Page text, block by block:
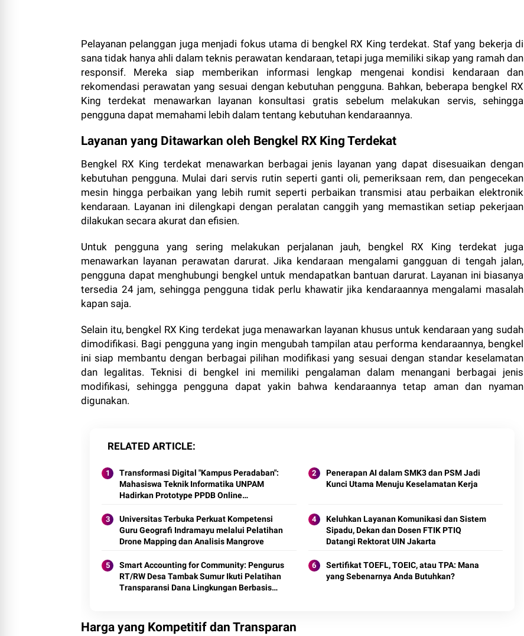
Pelayanan pelanggan juga menjadi fokus utama di bengkel RX King terdekat. Staf yang bekerja di
sana tidak hanya ahli dalam teknis perawatan kendaraan, tetapi juga memiliki sikap yang ramah dan
responsif. Mereka siap memberikan informasi lengkap mengenai kondisi kendaraan dan
rekomendasi perawatan yang sesuai dengan kebutuhan pengguna. Bahkan, beberapa bengkel RX
King terdekat menawarkan layanan konsultasi gratis sebelum melakukan servis, sehingga
pengguna dapat memahami lebih dalam tentang kebutuhan kendaraannya.
Layanan yang Ditawarkan oleh Bengkel RX King Terdekat
Bengkel RX King terdekat menawarkan berbagai jenis layanan yang dapat disesuaikan dengan
kebutuhan pengguna. Mulai dari servis rutin seperti ganti oli, pemeriksaan rem, dan pengecekan
mesin hingga perbaikan yang lebih rumit seperti perbaikan transmisi atau perbaikan elektronik
kendaraan. Layanan ini dilengkapi dengan peralatan canggih yang memastikan setiap pekerjaan
dilakukan secara akurat dan efisien.
Untuk pengguna yang sering melakukan perjalanan jauh, bengkel RX King terdekat juga
menawarkan layanan perawatan darurat. Jika kendaraan mengalami gangguan di tengah jalan,
pengguna dapat menghubungi bengkel untuk mendapatkan bantuan darurat. Layanan ini biasanya
tersedia 24 jam, sehingga pengguna tidak perlu khawatir jika kendaraannya mengalami masalah
kapan saja.
Selain itu, bengkel RX King terdekat juga menawarkan layanan khusus untuk kendaraan yang sudah
dimodifikasi. Bagi pengguna yang ingin mengubah tampilan atau performa kendaraannya, bengkel
ini siap membantu dengan berbagai pilihan modifikasi yang sesuai dengan standar keselamatan
dan legalitas. Teknisi di bengkel ini memiliki pengalaman dalam menangani berbagai jenis
modifikasi, sehingga pengguna dapat yakin bahwa kendaraannya tetap aman dan nyaman
digunakan.
RELATED ARTICLE
Transformasi Digital "Kampus Peradaban":
Mahasiswa Teknik Informatika UNPAM
Hadirkan Prototype PPDB Online
Penerapan AI dalam SMK3 dan PSM Jadi
Kunci Utama Menuju Keselamatan Kerja
Universitas Terbuka Perkuat Kompetensi
Guru Geografi Indramayu melalui Pelatihan
Drone Mapping dan Analisis Mangrove
Keluhkan Layanan Komunikasi dan Sistem
Sipadu, Dekan dan Dosen FTIK PTIQ
Datangi Rektorat UIN Jakarta
Smart Accounting for Community: Pengurus
RT/RW Desa Tambak Sumur Ikuti Pelatihan
Transparansi Dana Lingkungan Berbasis
Sertifikat TOEFL, TOEIC, atau TPA: Mana
yang Sebenarnya Anda Butuhkan?
Harga yang Kompetitif dan Transparan